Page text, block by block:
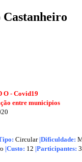
Castanheiro
- Covid19
entre municipios
Circular |Dificuldade:
|Custo: 12 |Participantes: